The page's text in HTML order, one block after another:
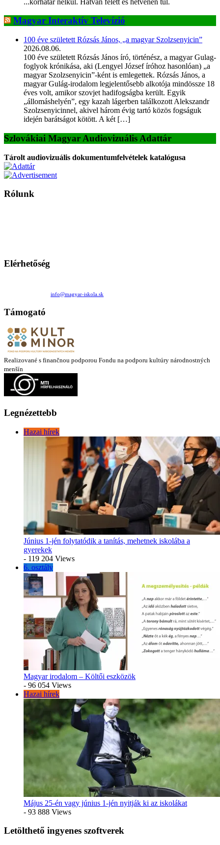
Magyar Interaktív Televízió
100 éve született Rózsás János, „a magyar Szolzsenyicin”
2026.08.06.
100 éve született Rózsás János író, történész, a magyar Gulag-
foglyok krónikása, aki (Lengyel József íróhoz hasonlóan) „a
magyar Szolzsenyicin”-ként is emlegettek. Rózsás János, a
magyar Gulág-irodalom legjelentősebb alkotója mindössze 18
éves volt, amikor szovjet hadifogságba került. Egyik
„állomáshelyén”, egy kazah lágerben találkozott Alekszandr
Szolzsenyicinnel, akivel három évig tartó közös fogságuk
idején barátságot kötött. A két […]
Szlovákiai Magyar Audiovizuális Adattár
Tárolt audiovizuális dokumentumfelvételek katalógusa
Rólunk
Elérhetőség
info@magyar-iskola.sk
Támogató
Realizované s finančnou podporou Fondu na podporu kultúry národnostných
menšín
Legnézettebb
Hazai hírek
Június 1-jén folytatódik a tanítás, mehetnek iskolába a
gyerekek
- 119 204 Views
6. osztály
Magyar irodalom – Költői eszközök
- 96 054 Views
Hazai hírek
Május 25-én vagy június 1-jén nyitják ki az iskolákat
- 93 888 Views
Letölthető ingyenes szoftverek